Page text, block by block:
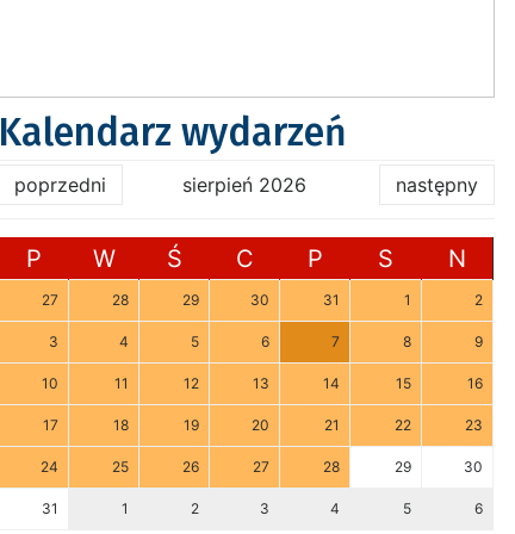
Kalendarz wydarzeń
poprzedni sierpień 2026 następny
P W Ś C P S N
27 28 29 30 31 1 2
3 4 5 6 7 8 9
10 11 12 13 14 15 16
17 18 19 20 21 22 23
24 25 26 27 28 29 30
31 1 2 3 4 5 6